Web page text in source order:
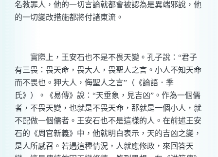
名教罪人，他的一切言論就都會被認為是異端邪說，他
的一切變改措施都將付諸東流。
實際上，王安石也不是不畏天變。孔子說：“君子
有三畏：畏天命，畏大人，畏聖人之言。小人不知天命
而不畏也。狎大人，侮聖人之言”（《論語．季
氏》）。《易傳》說：“天垂象，見吉凶”。作為一個儒
者，不畏天變，也就是不畏天命，那就是一個小人，就
不配做一個儒者。王安石也不是這樣的人。在前述王安
石的《周官新義》中，他就明白表示，天的吉凶之變，
是人所感召。若遇這種情況，人就應修政，來回答天